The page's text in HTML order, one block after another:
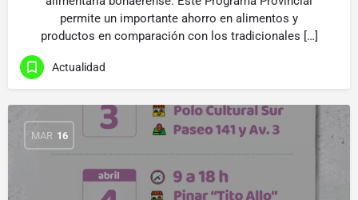
permite un importante ahorro en alimentos y
productos en comparación con los tradicionales […]
Actualidad
MAR 16